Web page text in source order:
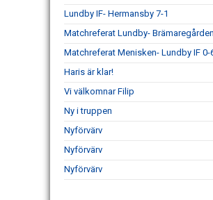
Lundby IF- Hermansby 7-1
Matchreferat Lundby-
Matchreferat Menisken- Lundby IF 0-
Haris är klar!
Vi välkomnar Filip
Ny i truppen
Nyförvärv
Nyförvärv
Nyförvärv